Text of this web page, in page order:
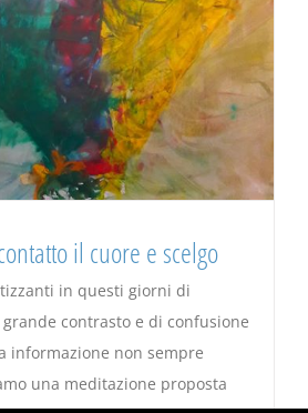
il cuore e scelgo
in questi giorni di
contrasto e di confusione
informazione non sempre
una meditazione proposta